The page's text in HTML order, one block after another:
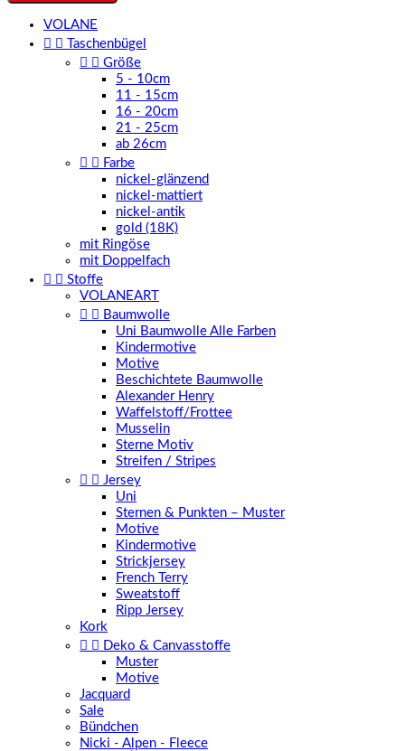
VOLANE
 
Taschenbügel
  Größe
5 - 10cm
11 - 15cm
16 - 20cm
21 - 25cm
ab 26cm
  Farbe
nickel-glänzend
nickel-mattiert
nickel-antik
gold (18K)
mit Ringöse
mit Doppelfach
  Stoffe
VOLANEART
  Baumwolle
Uni Baumwolle Alle Farben
Kindermotive
Motive
Beschichtete Baumwolle
Alexander Henry
Waffelstoff/Frottee
Musselin
Sterne Motiv
Streifen / Stripes
  Jersey
Uni
Sternen & Punkten – Muster
Motive
Kindermotive
Strickjersey
French Terry
Sweatstoff
Ripp Jersey
Kork
  Deko & Canvasstoffe
Muster
Motive
Jacquard
Sale
Bündchen
Nicki - Alpen - Fleece